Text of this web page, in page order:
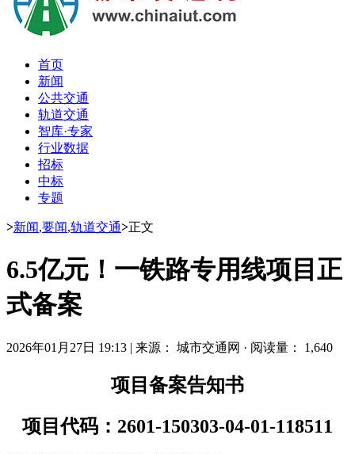
首页
新闻
公共交通
轨道交通
智库·专家
行业数据
招标
中标
专题
>新闻,要闻,轨道交通>正文
6.5亿元！一铁路专用线项目正
式备案
2026年01月27日 19:13 | 来源： 城市交通网 · 阅读量： 1,640
项目备案告知书
项目代码：2601-150303-04-01-118511